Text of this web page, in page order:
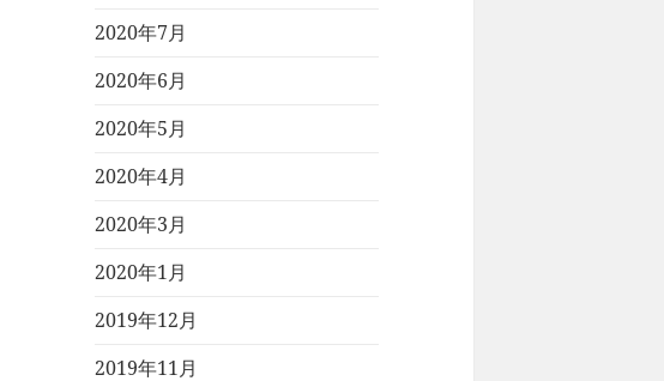
2020年7月
2020年6月
2020年5月
2020年4月
2020年3月
2020年1月
2019年12月
2019年11月